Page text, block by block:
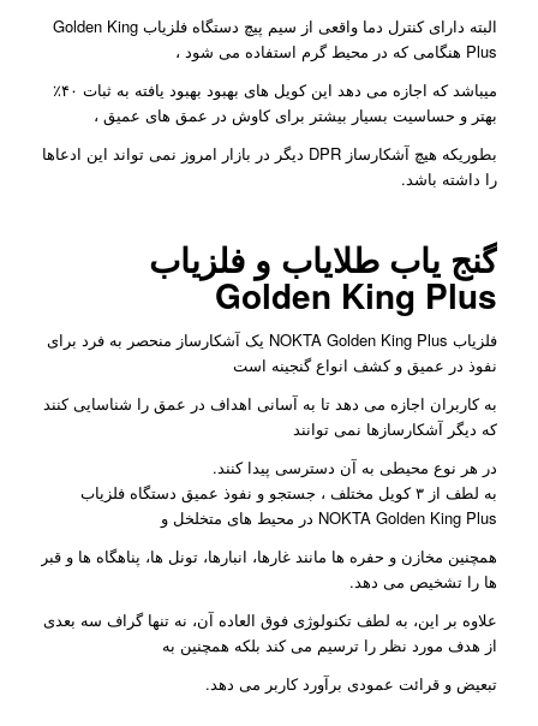
البته دارای کنترل دما واقعی از سیم پیچ دستگاه فلزیاب Golden King
Plus هنگامی که در محیط گرم استفاده می شود ،
میباشد که اجازه می دهد این کویل های بهبود بهبود یافته به ثبات ۴۰٪
بهتر و حساسیت بسیار بیشتر برای کاوش در عمق های عمیق ،
بطوریکه هیچ آشکارساز DPR دیگر در بازار امروز نمی تواند این ادعاها
را داشته باشد.
گنج یاب طلایاب و فلزیاب
Golden King Plus
فلزیاب NOKTA Golden King Plus یک آشکارساز منحصر به فرد برای
نفوذ در عمیق و کشف انواع گنجینه است
به کاربران اجازه می دهد تا به آسانی اهداف در عمق را شناسایی کنند
که دیگر آشکارسازها نمی توانند
در هر نوع محیطی به آن دسترسی پیدا کنند.
به لطف از ۳ کویل مختلف ، جستجو و نفوذ عمیق دستگاه فلزیاب
NOKTA Golden King Plus در محیط های متخلخل و
همچنین مخازن و حفره ها مانند غارها، انبارها، تونل ها، پناهگاه ها و قبر
ها را تشخیص می دهد.
علاوه بر این، به لطف تکنولوژی فوق العاده آن، نه تنها گراف سه بعدی
از هدف مورد نظر را ترسیم می کند بلکه همچنین به
تبعیض و قرائت عمودی برآورد کاربر می دهد.